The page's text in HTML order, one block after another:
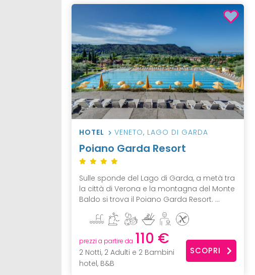
HOTEL VENETO, LAGO DI GARDA
Poiano Garda Resort
Sulle sponde del Lago di Garda, a metà tra
la città di Verona e la montagna del Monte
Baldo si trova il Poiano Garda Resort. ...
prezzi a partire da 110 €
2 Notti, 2 Adulti e 2 Bambini
hotel, B&B
SCOPRI